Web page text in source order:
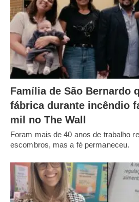
Família de São Bernardo
fábrica durante incêndio
mil no The Wall
Foram mais de 40 anos de trabalho
escombros, mas a fé permaneceu.